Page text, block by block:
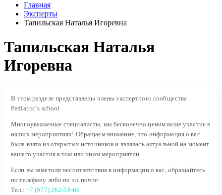
Главная
Эксперты
Тапильская Наталья Игоревна
Тапильская Наталья
Игоревна
В этом разделе представлены члены экспертного сообщества
Pediatric`s school.
Многоуважаемые специалисты, мы бесконечно ценим ваше участие в
наших мероприятиях! Обращаем внимание, что информация о вас
была взята из открытых источников и являлась актуальной на момент
вашего участия в том или ином мероприятии.
Если вы заметили несоответствия в информации о вас, обращайтесь
по телефону либо по эл. почте:
Тел.: +7 (977) 262-58-66